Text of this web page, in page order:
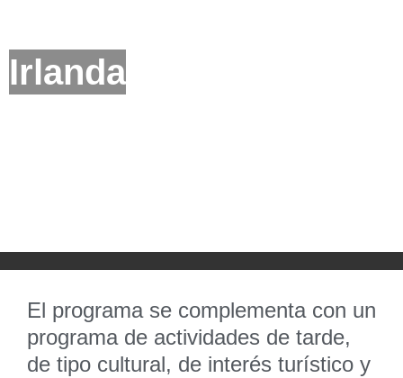
Irlanda
El programa se complementa con un
programa de actividades de tarde,
de tipo cultural, de interés turístico y